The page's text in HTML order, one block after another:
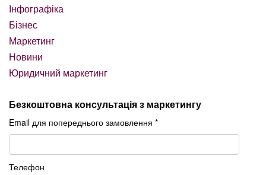
Інфографіка
Бізнес
Маркетинг
Новини
Юридичний маркетинг
Безкоштовна консультація з маркетингу
Email для попереднього замовлення *
Телефон